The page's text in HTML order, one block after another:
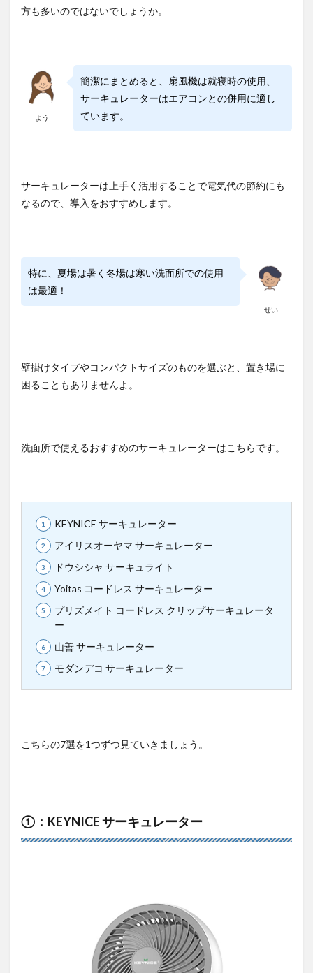
方も多いのではないでしょうか。
よう
簡潔にまとめると、扇風機は就寝時の使用、
サーキュレーターはエアコンとの併用に適し
ています。
サーキュレーターは上手く活用することで電気代の節約にも
なるので、導入をおすすめします。
せい
特に、夏場は暑く冬場は寒い洗面所での使用
は最適！
壁掛けタイプやコンパクトサイズのものを選ぶと、置き場に
困ることもありませんよ。
洗面所で使えるおすすめのサーキュレーターはこちらです。
KEYNICE サーキュレーター
アイリスオーヤマ サーキュレーター
ドウシシャ サーキュライト
Yoitas コードレス サーキュレーター
プリズメイト コードレス クリップサーキュレータ
ー
山善 サーキュレーター
モダンデコ サーキュレーター
こちらの7選を1つずつ見ていきましょう。
①：KEYNICE サーキュレーター